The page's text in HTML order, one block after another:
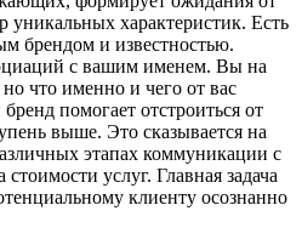
уникальных характеристик. Есть
брендом и известностью.
с вашим именем. Вы на
что именно и чего от вас
помогает отстроиться от
выше. Это сказывается на
этапах коммуникации с
услуг. Главная задача
клиенту осознанно